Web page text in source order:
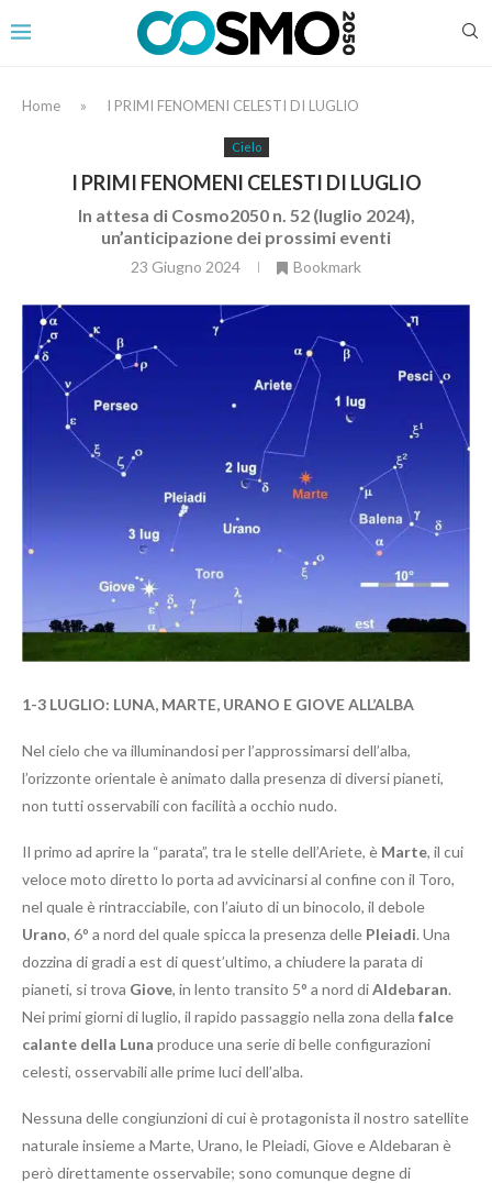
Home » I PRIMI FENOMENI CELESTI DI LUGLIO
Cielo
I PRIMI FENOMENI CELESTI DI LUGLIO
In attesa di Cosmo2050 n. 52 (luglio 2024),
un’anticipazione dei prossimi eventi
23 Giugno 2024 Bookmark
1-3 LUGLIO: LUNA, MARTE, URANO E GIOVE ALL’ALBA
Nel cielo che va illuminandosi per l’approssimarsi dell’alba,
l’orizzonte orientale è animato dalla presenza di diversi pianeti,
non tutti osservabili con facilità a occhio nudo.
Il primo ad aprire la “parata”, tra le stelle dell’Ariete, è Marte, il cui
veloce moto diretto lo porta ad avvicinarsi al confine con il Toro,
nel quale è rintracciabile, con l’aiuto di un binocolo, il debole
Urano, 6° a nord del quale spicca la presenza delle Pleiadi. Una
dozzina di gradi a est di quest’ultimo, a chiudere la parata di
pianeti, si trova Giove, in lento transito 5° a nord diAldebaran.
Nei primi giorni di luglio, il rapido passaggio nella zona della falce
calante della Luna produce una serie di belle configurazioni
celesti, osservabili alle prime luci dell’alba.
Nessuna delle congiunzioni di cui è protagonista il nostro satellite
naturale insieme a Marte, Urano, le Pleiadi, Giove e Aldebaran è
però direttamente osservabile; sono comunque degne di